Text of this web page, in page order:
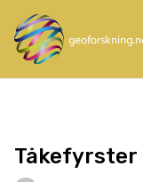
Tåkefyrster